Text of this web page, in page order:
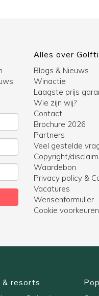
Alles over
Blogs & Nieuws
Winactie
Laagste prijs
Wie zijn wij?
Contact
Brochure 2026
Partners
Veel gestelde
Copyright/
Waardebon
Privacy policy &
Vacatures
Wensenformulier
Cookie voorkeuren
& resorts